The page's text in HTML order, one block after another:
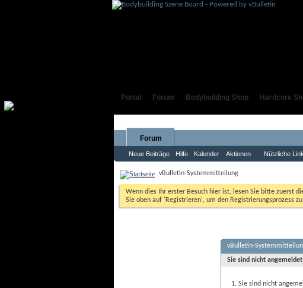
Portal Forum Bodybuilding Shop Hardcore
Forum
Neue Beiträge Hilfe Kalender Aktionen Nützliche
vBulletin-Systemmitteilung
Wenn dies Ihr erster Besuch hier ist, lesen Sie bitte zuerst
Sie oben auf 'Registrieren', um den Registrierungsprozess
vBulletin-
Sie sind nicht
Sie sind nicht